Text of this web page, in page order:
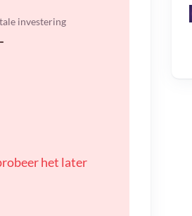
investering
het later